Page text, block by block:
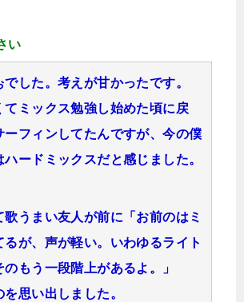
い
した。考えが甘かったです。
てミックス勉強し始めた頃に戻
ーフィンしてたんですが、今の僕
ードミックスだと感じました。
歌うまい友人が前に「お前のはミ
るが、声が軽い。いわゆるライト
のもう一段階上があるよ。」
思い出しました。